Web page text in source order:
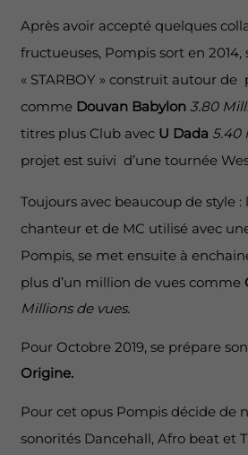
Après avoir accepté quelques
fructueuses, Pompis sort en 2014,
« STARBOY » construit autour de
comme Douvan Babylon 3.80
titres plus Club avec U Dada 5.40
projet est suivi d’une tournée
Toujours avec beaucoup de style
chanteur et de MC utilisé avec
Pompis, se met ensuite à
plus d’un million de vues comme
Millions de vues.
Pour Octobre 2019, se prépare
Origine.
Pour cet opus Pompis décide de
sonorités Dancehall, Afro beat et